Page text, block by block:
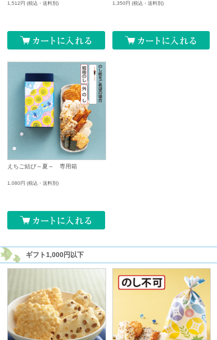
1,512円 (税込・送料別) 1,350円 (税込・送料別)
えちご結び～夏～ 専用箱
1,080円 (税込・送料別)
ギフト 1,000円以下